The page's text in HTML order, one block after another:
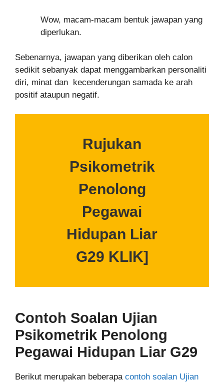
Wow, macam-macam bentuk jawapan yang
diperlukan.
Sebenarnya, jawapan yang diberikan oleh calon
sedikit sebanyak dapat menggambarkan personaliti
diri, minat dan kecenderungan samada ke arah
positif ataupun negatif.
Rujukan
Psikometrik
Penolong
Pegawai
Hidupan Liar
G29 KLIK]
Contoh Soalan Ujian
Psikometrik Penolong
Pegawai Hidupan Liar G29
Berikut merupakan beberapa contoh soalan Ujian